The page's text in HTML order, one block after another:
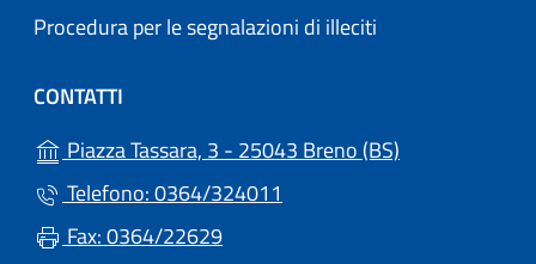
Procedura per le segnalazioni di illeciti
CONTATTI
Piazza Tassara, 3 - 25043 Breno (BS)
Telefono: 0364/324011
Fax: 0364/22629